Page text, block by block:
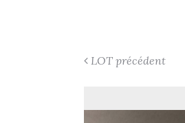
LOT précédent